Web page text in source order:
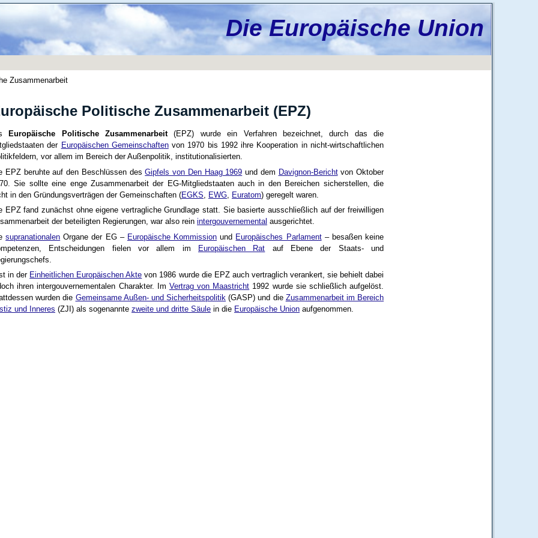
Die Europäische Union
Zusammenarbeit
Politische Zusammenarbeit (EPZ)
Europäische Politische Zusammenarbeit(EPZ) wurde ein Verfahren bezeichnet, durch das die
der Europäischen Gemeinschaftenvon 1970 bis 1992 ihre Kooperation in nicht-wirtschaftlichen
vor allem im Bereich der Außenpolitik, institutionalisierten.
EPZ beruhte auf den Beschlüssen desGipfels von Den Haag 1969 und dem Davignon-Berichtvon Oktober
Sie sollte eine enge Zusammenarbeit der EG-Mitgliedstaaten auch in den Bereichen sicherstellen, die
in den Gründungsverträgen der Gemeinschaften (EGKS EWG Euratom) geregelt waren.
EPZ fand zunächst ohne eigene vertragliche Grundlage statt. Sie basierte ausschließlich auf der freiwilligen
der beteiligten Regierungen, war also rein intergouvernemental ausgerichtet.
supranationalen Organe der EG – Europäische Kommission und Europäisches Parlament– besaßen keine
Entscheidungen fielen vor allem im
Europäischen Rat auf Ebene der Staats- und
in der Einheitlichen Europäischen Akte von 1986 wurde die EPZ auch vertraglich verankert, sie behielt dabei
ihren intergouvernementalen Charakter. Im Vertrag von Maastricht 1992 wurde sie schließlich aufgelöst.
wurden die Gemeinsame Außen- und Sicherheitspolitik (GASP) und die Zusammenarbeit im Bereich
und Inneres (ZJI) als sogenannte zweite und dritte Säule in die Europäische Union aufgenommen.